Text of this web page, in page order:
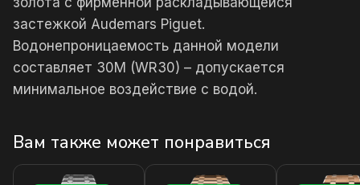
застежкой Audemars Piguet.
Водонепроницаемость данной модели
составляет 30М (WR30) – допускается
минимальное воздействие с водой.
Вам также может понравиться